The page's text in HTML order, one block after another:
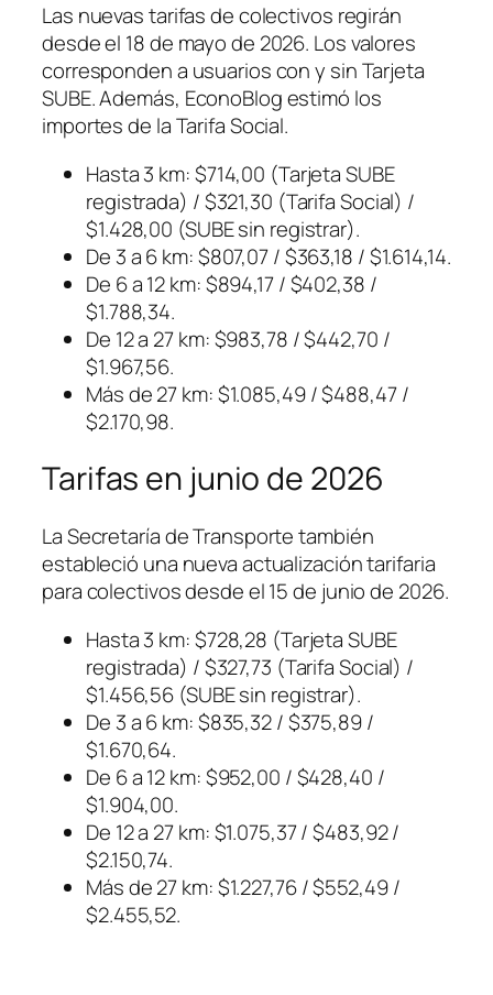
Las nuevas tarifas de colectivos regirán
desde el 18 de mayo de 2026. Los valores
corresponden a usuarios con y sin Tarjeta
SUBE. Además, EconoBlog estimó los
importes de la Tarifa Social.
Hasta 3 km: $714,00 (Tarjeta SUBE
registrada) / $321,30 (Tarifa Social) /
$1.428,00 (SUBE sin registrar).
De 3 a 6 km: $807,07 / $363,18 / $1.614,14.
De 6 a 12 km: $894,17 / $402,38 /
$1.788,34.
De 12 a 27 km: $983,78 / $442,70 /
$1.967,56.
Más de 27 km: $1.085,49 / $488,47 /
$2.170,98.
Tarifas en junio de 2026
La Secretaría de Transporte también
estableció una nueva actualización tarifaria
para colectivos desde el 15 de junio de 2026.
Hasta 3 km: $728,28 (Tarjeta SUBE
registrada) / $327,73 (Tarifa Social) /
$1.456,56 (SUBE sin registrar).
De 3 a 6 km: $835,32 / $375,89 /
$1.670,64.
De 6 a 12 km: $952,00 / $428,40 /
$1.904,00.
De 12 a 27 km: $1.075,37 / $483,92 /
$2.150,74.
Más de 27 km: $1.227,76 / $552,49 /
$2.455,52.